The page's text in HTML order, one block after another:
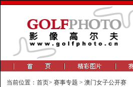
当前位置： 首页> 赛事专题 > 澳门女子公开赛